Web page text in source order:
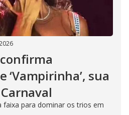
‘Vampirinha’, sua
faixa para dominar os trios em